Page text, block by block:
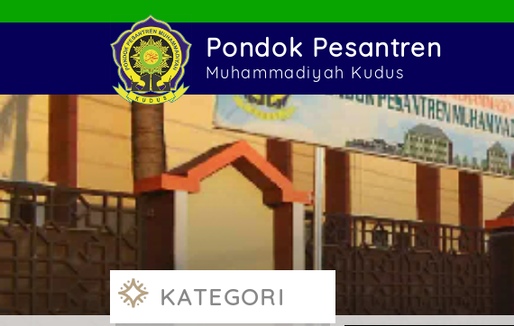
Pondok Pesantren
Muhammadiyah Kudus
KATEGORI